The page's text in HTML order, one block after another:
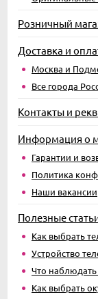
Розничный
Доставка и
Москва и
Все города
Контакты и
Информация о
Гарантии и
Политика
Наши вакансии
Полезные
Как выбрать
Устройство
Что наблюдать
Как выбрать